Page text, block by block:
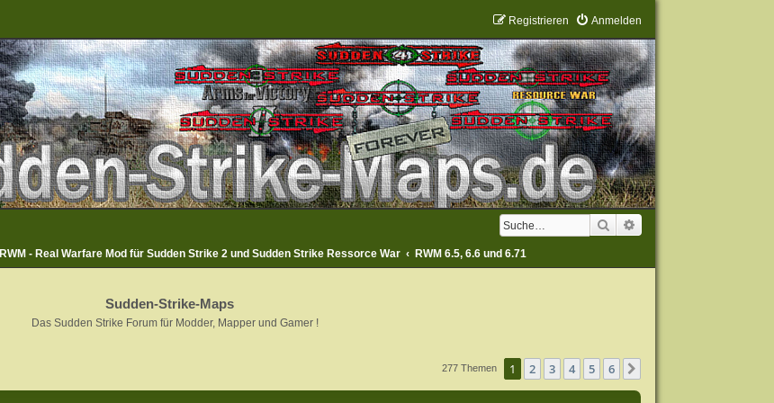
Anmelden
Registrieren
Suche
RWM - Real Warfare Mod für Sudden Strike 2 und Sudden Strike Ressorce War RWM 6.5, 6.6 und 6.71
Sudden-Strike-Maps
Das Sudden Strike Forum für Modder, Mapper und Gamer !
277 Themen 1 2 3 4 5 6